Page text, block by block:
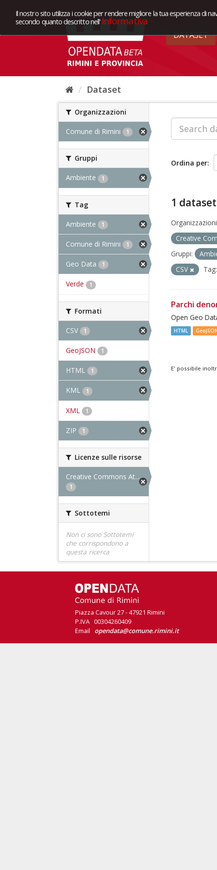
Il nostro sito utilizza i cookie per rendere migliore la tua esperienza di
secondo quanto descritto nell' Informativa
DATASET
Dataset
Organizzazioni
Comune di Rimini 1
Gruppi
Ambiente 1
Tag
Ambiente 1
Comune di Rimini 1
Geo Data 1
Verde 1
Formati
CSV 1
GeoJSON 1
HTML 1
KML 1
XML 1
ZIP 1
Licenze sulle risorse
Creative Commons At...
1
Sottotemi
Non ci sono Sottotemi
che corrispondono a
questa ricerca
Ordina per
1
Creative
Gruppi:
CSV
Tag:
Parchi
Open Geo
HTML
E' possibile
Piazza Cavour 27 - 47921 Rimini
P.IVA 00304260409
Email opendata@comune.rimini.it